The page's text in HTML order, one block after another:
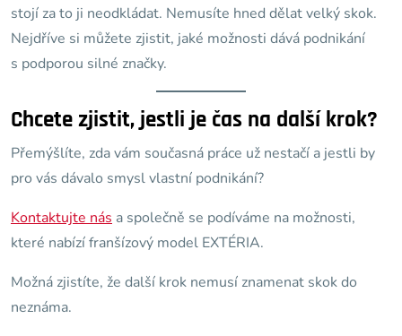
stojí za to ji neodkládat. Nemusíte hned dělat velký skok.
Nejdříve si můžete zjistit, jaké možnosti dává podnikání
s podporou silné značky.
Chcete zjistit, jestli je čas na další krok?
Přemýšlíte, zda vám současná práce už nestačí a jestli by
pro vás dávalo smysl vlastní podnikání?
Kontaktujte nás a společně se podíváme na možnosti,
které nabízí franšízový model EXTÉRIA.
Možná zjistíte, že další krok nemusí znamenat skok do
neznáma.